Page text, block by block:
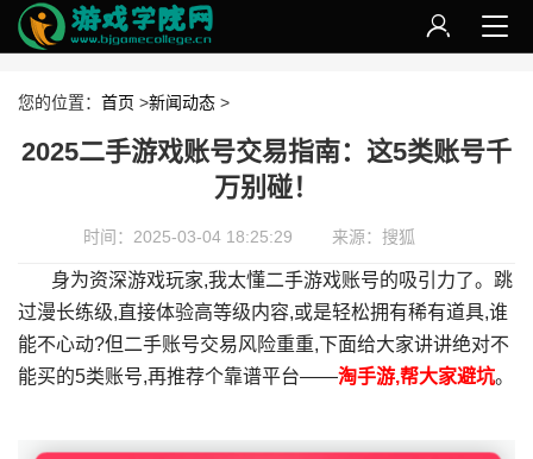
您的位置： 首页 >新闻动态 >
2025二手游戏账号交易指南：这5类账号千
万别碰！
时间：2025-03-04 18:25:29 来源：搜狐
身为资深游戏玩家,我太懂二手游戏账号的吸引力了。跳
过漫长练级,直接体验高等级内容,或是轻松拥有稀有道具,谁
能不心动?但二手账号交易风险重重,下面给大家讲讲绝对不
能买的5类账号,再推荐个靠谱平台——淘手游,帮大家避坑。